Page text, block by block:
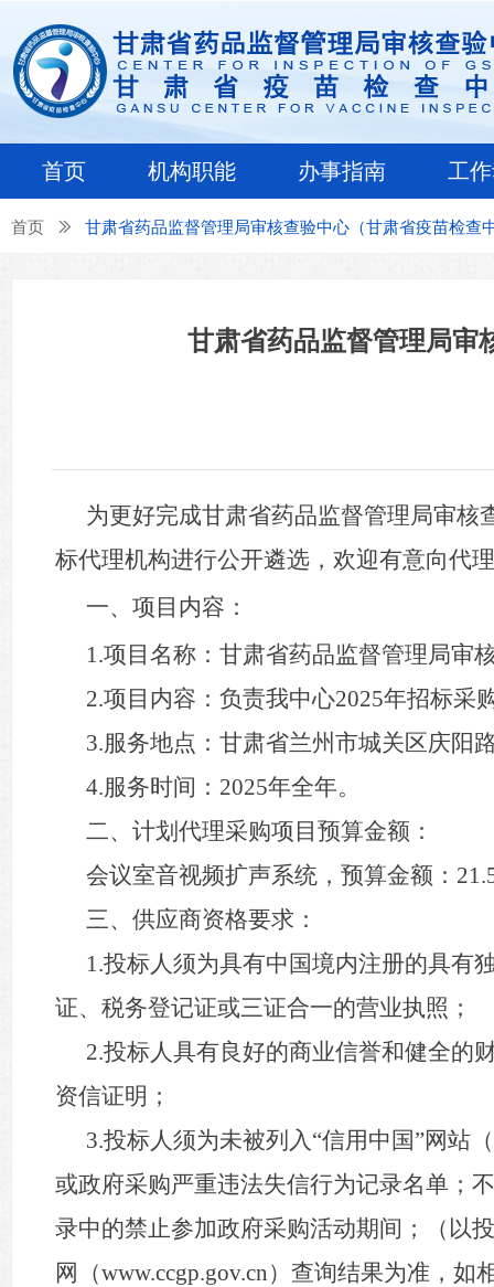
首页 机构职能 办事指南 工
甘肃省药品监督管理局审
为更好完成甘肃省药品监督管理局审核
标代理机构进行公开遴选，欢迎有意向代
一、项目内容：
1.项目名称：甘肃省药品监督管理局审
2.项目内容：负责我中心2025年招标采
3.服务地点：甘肃省兰州市城关区庆阳
4.服务时间：2025年全年。
二、计划代理采购项目预算金额：
会议室音视频扩声系统，预算金额：
三、供应商资格要求：
1.投标人须为具有中国境内注册的具有
证、税务登记证或三证合一的营业执照；
2.投标人具有良好的商业信誉和健全的
资信证明；
3.投标人须为未被列入“信用中国”网站
或政府采购严重违法失信行为记录名单；
录中的禁止参加政府采购活动期间；（以
网（www.ccgp.gov.cn）查询结果为准，
首页 ꅀ 甘肃省药品监督管理局审核查验中心（甘肃省疫苗检查